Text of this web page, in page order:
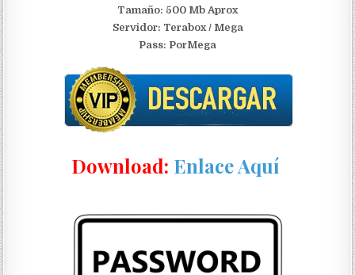
Tamaño: 500 Mb Aprox
Servidor: Terabox / Mega
Pass: PorMega
Download: Enlace Aquí